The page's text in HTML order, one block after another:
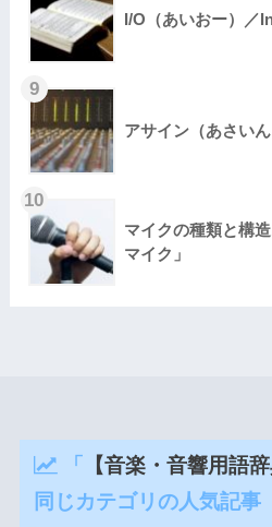
I/O（あいおー）／
アサイン（あさい
マイクの種類と構
マイク」
「 【音楽・音響用語辞
同じカテゴリの人気記事